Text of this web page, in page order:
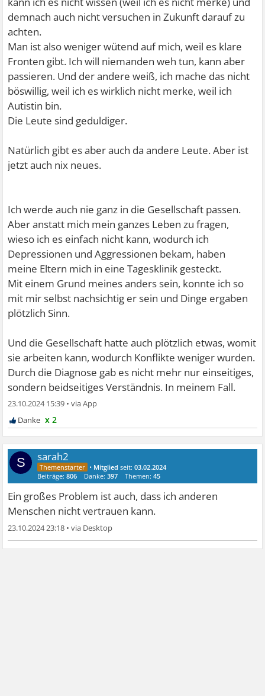
demnach auch nicht versuchen in Zukunft darauf zu
achten.
Man ist also weniger wütend auf mich, weil es klare
Fronten gibt. Ich will niemanden weh tun, kann aber
passieren. Und der andere weiß, ich mache das nicht
böswillig, weil ich es wirklich nicht merke, weil ich
Autistin bin.
Die Leute sind geduldiger.
Natürlich gibt es aber auch da andere Leute. Aber ist
jetzt auch nix neues.
Ich werde auch nie ganz in die Gesellschaft passen.
Aber anstatt mich mein ganzes Leben zu fragen,
wieso ich es einfach nicht kann, wodurch ich
Depressionen und Aggressionen bekam, haben
meine Eltern mich in eine Tagesklinik gesteckt.
Mit einem Grund meines anders sein, konnte ich so
mit mir selbst nachsichtig er sein und Dinge ergaben
plötzlich Sinn.
Und die Gesellschaft hatte auch plötzlich etwas, womit
sie arbeiten kann, wodurch Konflikte weniger wurden.
Durch die Diagnose gab es nicht mehr nur einseitiges,
sondern beidseitiges Verständnis. In meinem Fall.
23.10.2024 15:39 •
x 2
S sarah2
• Mitglied seit:03.02.2024
Beiträge:806 Danke:397 Themen:45
Ein großes Problem ist auch, dass ich anderen
Menschen nicht vertrauen kann.
23.10.2024 23:18 •